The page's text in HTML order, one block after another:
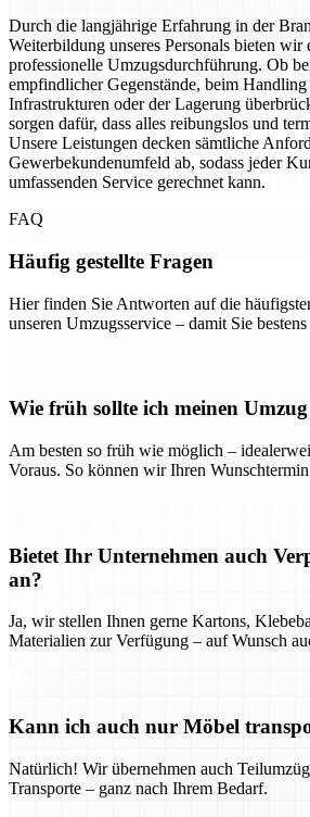
Durch die langjährige Erfahrung in der
Weiterbildung unseres Personals bieten wir
professionelle Umzugsdurchführung. Ob
empfindlicher Gegenstände, beim
Infrastrukturen oder der Lagerung
sorgen dafür, dass alles reibungslos und
Unsere Leistungen decken sämtliche
Gewerbekundenumfeld ab, sodass jeder
umfassenden Service gerechnet kann.
FAQ
Häufig gestellte Fragen
Hier finden Sie Antworten auf die
unseren Umzugsservice – damit Sie
Wie früh sollte ich meinen
Am besten so früh wie möglich –
Voraus. So können wir Ihren
Bietet Ihr Unternehmen auch
an?
Ja, wir stellen Ihnen gerne Kartons,
Materialien zur Verfügung – auf Wunsch
Kann ich auch nur Möbel
Natürlich! Wir übernehmen auch
Transporte – ganz nach Ihrem Bedarf.